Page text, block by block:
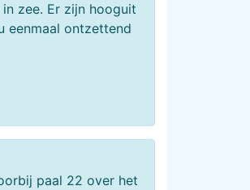
zee. Er zijn hooguit
eenmaal ontzettend
paal 22 over het